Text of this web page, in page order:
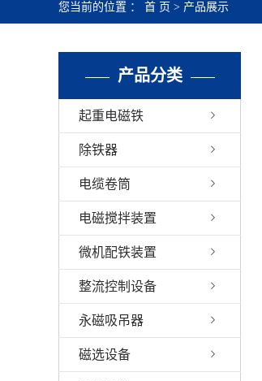
您当前的位置 ： 首 页 > 产品展示
产品分类
起重电磁铁
除铁器
电缆卷筒
电磁搅拌装置
微机配铁装置
整流控制设备
永磁吸吊器
磁选设备